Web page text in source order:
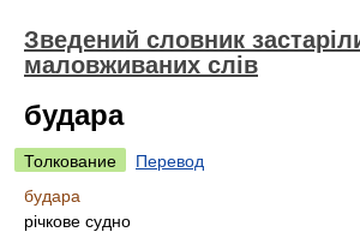
Зведений словник
маловживаних слів
будара
Толкование
Перевод
будара
річкове судно